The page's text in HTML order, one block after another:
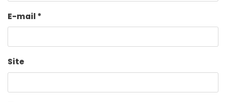
E-mail *
Site